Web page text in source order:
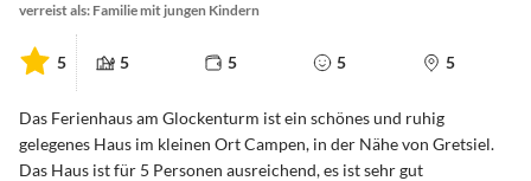
verreist als: Familie mit jungen Kindern
5 5 5 5 5
Das Ferienhaus am Glockenturm ist ein schönes und ruhig
gelegenes Haus im kleinen Ort Campen, in der Nähe von Gretsiel.
Das Haus ist für 5 Personen ausreichend, es ist sehr gut